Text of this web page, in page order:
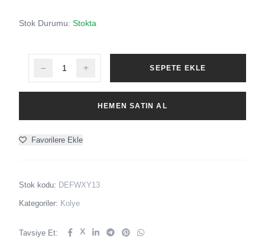
Stok Durumu: Stokta
SEPETE EKLE
HEMEN SATIN AL
Favorilere Ekle
Stok kodu: DEFWXY13
Kategoriler: Kolye
Tavsiye Et: X